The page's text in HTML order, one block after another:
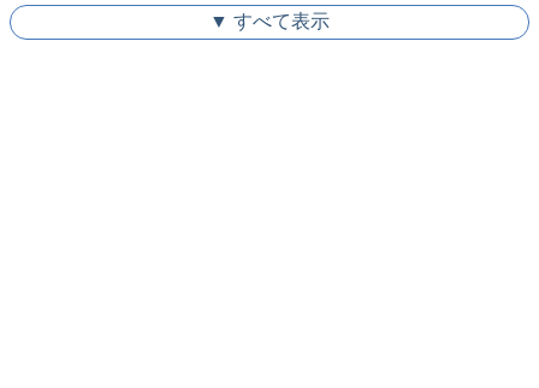
▼ すべて表示